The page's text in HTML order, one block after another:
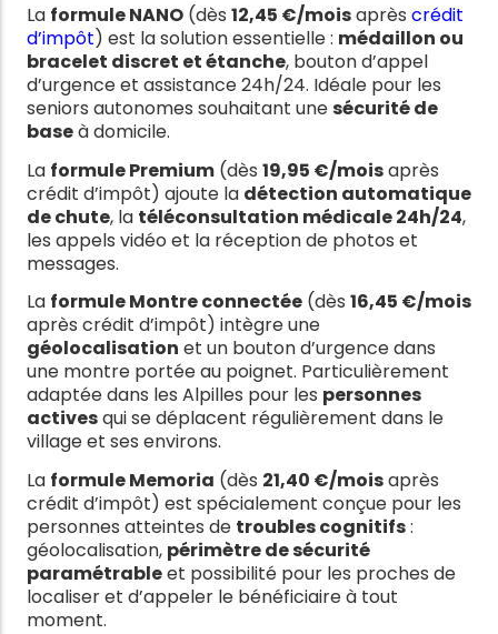
La formule NANO (dès 12,45 €/moisaprès crédit
d’impôt) est la solution essentielle : médaillon ou
bracelet discret et étanche, bouton d’appel
d’urgence et assistance 24h/24. Idéale pour les
seniors autonomes souhaitant unesécurité de
baseà domicile.
La formule Premium (dès 19,95 €/moisaprès
crédit d’impôt) ajoute la détection automatique
de chute, la téléconsultation médicale 24h/24,
les appels vidéo et la réception de photos et
messages.
La formule Montre connectée (dès 16,45 €/mois
après crédit d’impôt) intègre une
géolocalisation et un bouton d’urgence dans
une montre portée au poignet. Particulièrement
adaptée dans les Alpilles pour les personnes
activesqui se déplacent régulièrement dans le
village et ses environs.
La formule Memoria (dès 21,40 €/moisaprès
crédit d’impôt) est spécialement conçue pour les
personnes atteintes de troubles cognitifs:
géolocalisation, périmètre de sécurité
paramétrableet possibilité pour les proches de
localiser et d’appeler le bénéficiaire à tout
moment.